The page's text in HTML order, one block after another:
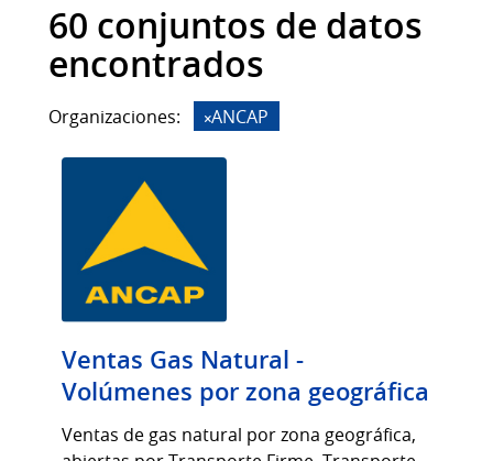
60 conjuntos de datos
encontrados
Organizaciones: ANCAP
Ventas Gas Natural -
Volúmenes por zona geográfica
Ventas de gas natural por zona geográfica,